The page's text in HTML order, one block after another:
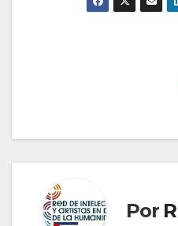
Por